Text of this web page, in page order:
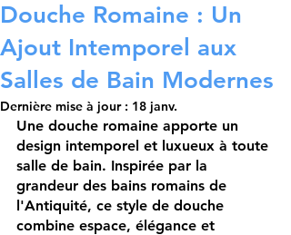
Douche Romaine : Un
Ajout Intemporel aux
Salles de Bain Modernes
Dernière mise à jour : 18 janv.
Une douche romaine apporte un
design intemporel et luxueux à toute
salle de bain. Inspirée par la
grandeur des bains romains de
l'Antiquité, ce style de douche
combine espace, élégance et